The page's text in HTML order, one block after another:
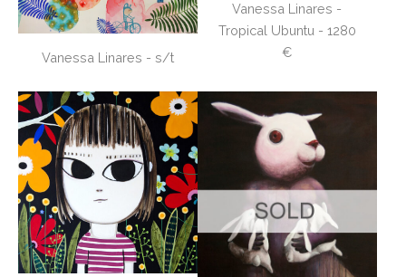
Vanessa Linares - s/t
Vanessa Linares -
Tropical Ubuntu - 1280
€